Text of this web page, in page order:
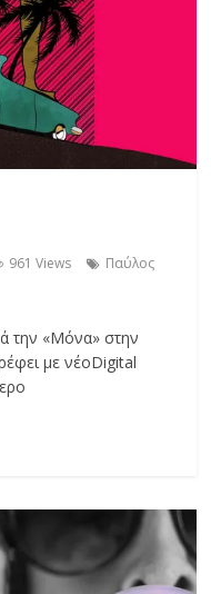
961 Views
Παύλος
την «Μόνα» στην
με νέοDigital